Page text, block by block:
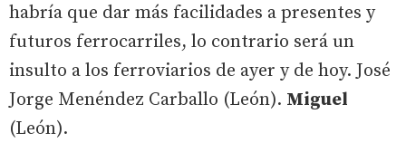
habría que dar más facilidades a presentes y
futuros ferrocarriles, lo contrario será un
insulto a los ferroviarios de ayer y de hoy. José
Jorge Menéndez Carballo (León). Miguel
(León).